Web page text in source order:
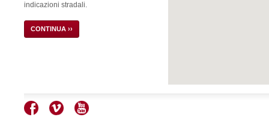
indicazioni stradali.
CONTINUA ››